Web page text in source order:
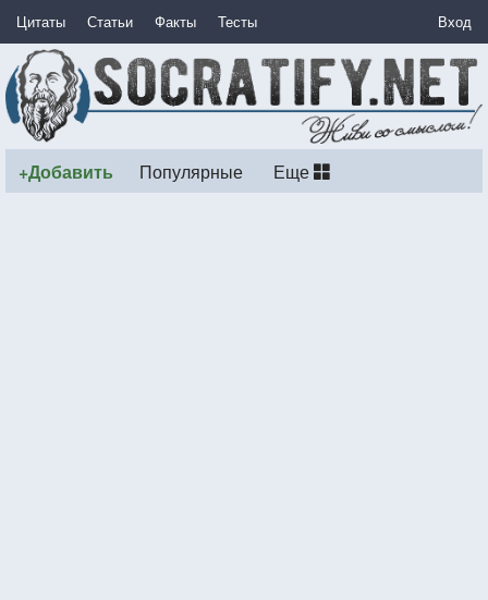
Цитаты Статьи Факты Тесты Вход
+Добавить Популярные Еще